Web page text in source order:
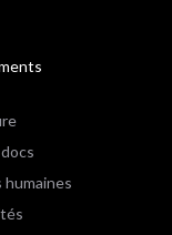
humaines